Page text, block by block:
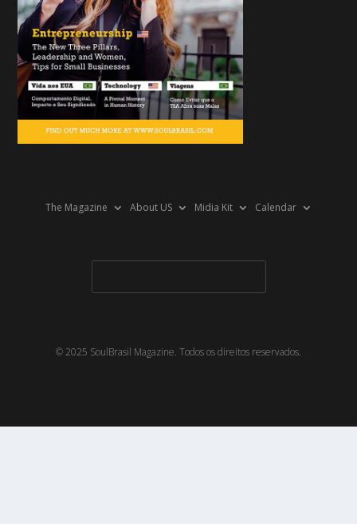
The Magazine About US Midia Kit Calendar
© 2025 SoulBrasil Magazine. Todos os direitos reservados.